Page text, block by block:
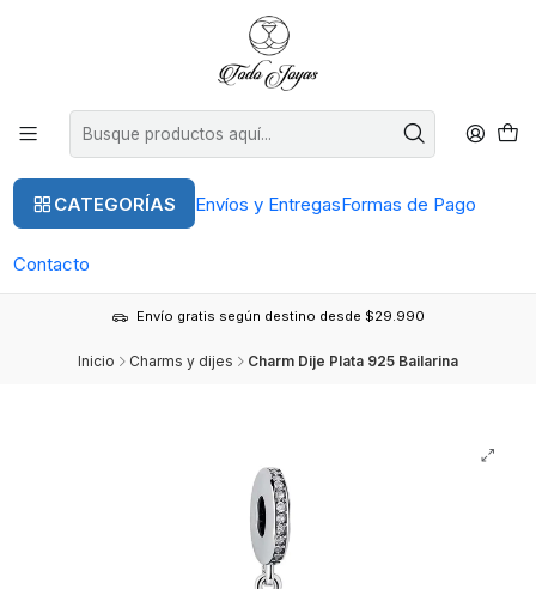
CATEGORÍAS Envíos y EntregasFormas de Pago
Contacto
Envío gratis según destino desde $29.990
Inicio Charms y dijes Charm Dije Plata 925 Bailarina